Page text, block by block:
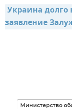
Украина долго
заявление
Министерство